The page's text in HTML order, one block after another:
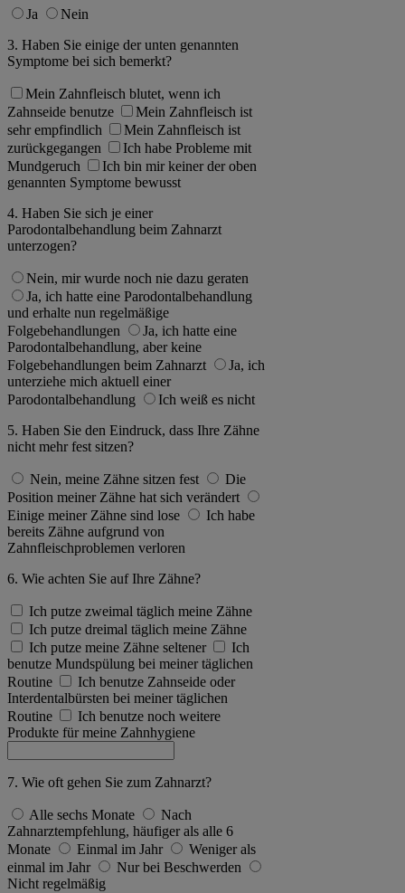
Ja
Nein
3. Haben Sie einige der unten genannten
Symptome bei sich bemerkt?
Mein Zahnfleisch blutet, wenn ich
Zahnseide benutze
Mein Zahnfleisch ist
sehr empfindlich
Mein Zahnfleisch ist
zurückgegangen
Ich habe Probleme mit
Mundgeruch
Ich bin mir keiner der oben
genannten Symptome bewusst
4. Haben Sie sich je einer
Parodontalbehandlung beim Zahnarzt
unterzogen?
Nein, mir wurde noch nie dazu geraten
Ja, ich hatte eine Parodontalbehandlung
und erhalte nun regelmäßige
Folgebehandlungen
Ja, ich hatte eine
Parodontalbehandlung, aber keine
Folgebehandlungen beim Zahnarzt
Ja, ich
unterziehe mich aktuell einer
Parodontalbehandlung
Ich weiß es nicht
5. Haben Sie den Eindruck, dass Ihre Zähne
nicht mehr fest sitzen?
Nein, meine Zähne sitzen fest
Die
Position meiner Zähne hat sich verändert
Einige meiner Zähne sind lose
Ich habe
bereits Zähne aufgrund von
Zahnfleischproblemen verloren
6. Wie achten Sie auf Ihre Zähne?
Ich putze zweimal täglich meine Zähne
Ich putze dreimal täglich meine Zähne
Ich putze meine Zähne seltener
Ich
benutze Mundspülung bei meiner täglichen
Routine
Ich benutze Zahnseide oder
Interdentalbürsten bei meiner täglichen
Routine
Ich benutze noch weitere
Produkte für meine Zahnhygiene
7. Wie oft gehen Sie zum Zahnarzt?
Alle sechs Monate
Nach
Zahnarztempfehlung, häufiger als alle 6
Monate
Einmal im Jahr
Weniger als
einmal im Jahr
Nur bei Beschwerden
Nicht regelmäßig